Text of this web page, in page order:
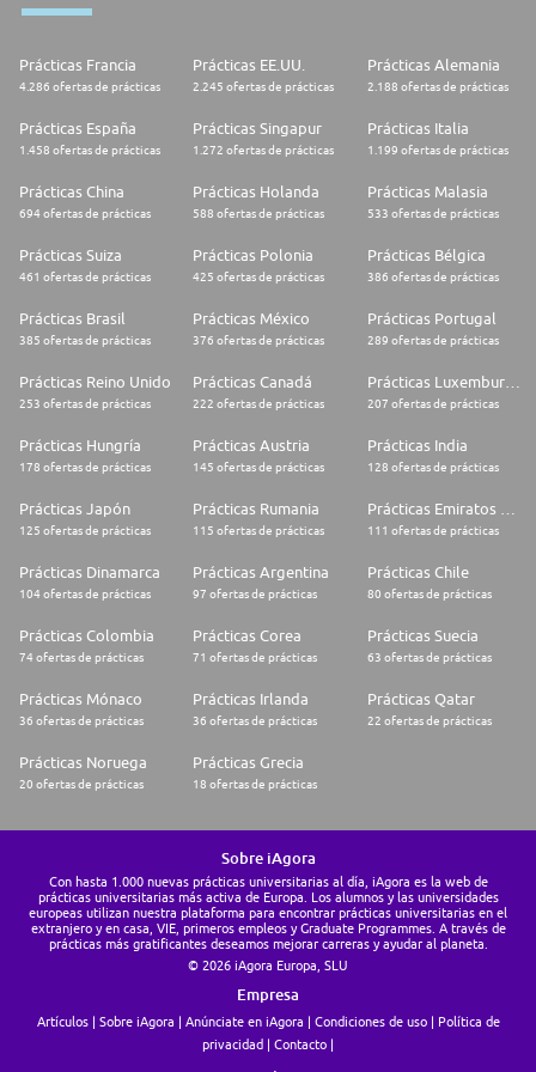
Prácticas Francia
4.286 ofertas de prácticas
Prácticas EE.UU.
2.245 ofertas de prácticas
Prácticas Alemania
2.188 ofertas de prácticas
Prácticas España
1.458 ofertas de prácticas
Prácticas Singapur
1.272 ofertas de prácticas
Prácticas Italia
1.199 ofertas de prácticas
Prácticas China
694 ofertas de prácticas
Prácticas Holanda
588 ofertas de prácticas
Prácticas Malasia
533 ofertas de prácticas
Prácticas Suiza
461 ofertas de prácticas
Prácticas Polonia
425 ofertas de prácticas
Prácticas Bélgica
386 ofertas de prácticas
Prácticas Brasil
385 ofertas de prácticas
Prácticas México
376 ofertas de prácticas
Prácticas Portugal
289 ofertas de prácticas
Prácticas Reino Unido
253 ofertas de prácticas
Prácticas Canadá
222 ofertas de prácticas
Prácticas Luxemburgo
207 ofertas de prácticas
Prácticas Hungría
178 ofertas de prácticas
Prácticas Austria
145 ofertas de prácticas
Prácticas India
128 ofertas de prácticas
Prácticas Japón
125 ofertas de prácticas
Prácticas Rumania
115 ofertas de prácticas 111 ofertas de prácticas
Prácticas Dinamarca
104 ofertas de prácticas
Prácticas Argentina
97 ofertas de prácticas
Prácticas Chile
80 ofertas de prácticas
Prácticas Colombia
74 ofertas de prácticas
Prácticas Corea
71 ofertas de prácticas
Prácticas Suecia
63 ofertas de prácticas
Prácticas Mónaco
36 ofertas de prácticas
Prácticas Irlanda
36 ofertas de prácticas
Prácticas Qatar
22 ofertas de prácticas
Prácticas Noruega
20 ofertas de prácticas
Prácticas Grecia
18 ofertas de prácticas
Sobre iAgora
Con hasta 1.000 nuevas prácticas universitarias al día, iAgora es la web de
prácticas universitarias más activa de Europa. Los alumnos y las universidades
europeas utilizan nuestra plataforma para encontrar prácticas universitarias en el
extranjero y en casa, VIE, primeros empleos y Graduate Programmes. A través de
prácticas más gratificantes deseamos mejorar carreras y ayudar al planeta.
© 2026 iAgora Europa, SLU
Empresa
Artículos Sobre iAgora Anúnciate en iAgora Condiciones de uso
Política de
privacidad
Contacto